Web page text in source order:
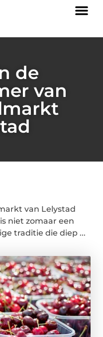
de
van
van Lelystad
niet zomaar een
traditie die diep ...